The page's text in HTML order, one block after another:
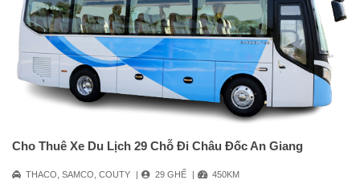
Cho Thuê Xe Du Lịch 29 Chỗ Đi Châu Đốc An Giang
THACO, SAMCO, COUTY 29 GHẾ 450KM